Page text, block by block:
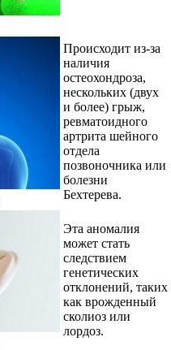
Происходит из-за
наличия
остеохондроза,
нескольких (двух
и более) грыж,
ревматоидного
артрита шейного
отдела
позвоночника или
болезни
Бехтерева.
Эта аномалия
может стать
следствием
генетических
отклонений, таких
как врожденный
сколиоз или
лордоз.